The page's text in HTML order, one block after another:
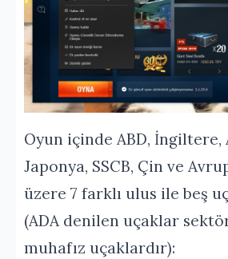
Oyun içinde ABD, İngiltere,
Japonya, SSCB, Çin ve
üzere 7 farklı ulus ile beş
(ADA denilen uçaklar
muhafız uçaklardır):